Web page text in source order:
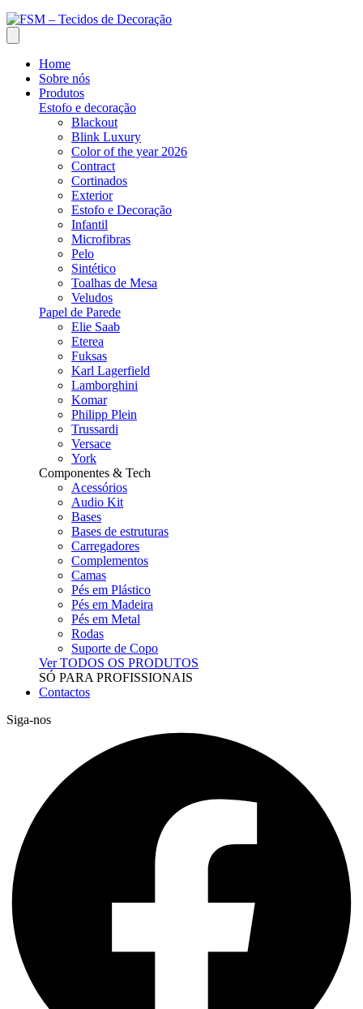
Home
Sobre nós
Produtos
Estofo e decoração
Blackout
Blink Luxury
Color of the year 2026
Contract
Cortinados
Exterior
Estofo e Decoração
Infantil
Microfibras
Pelo
Sintético
Toalhas de Mesa
Veludos
Papel de Parede
Elie Saab
Eterea
Fuksas
Karl Lagerfield
Lamborghini
Komar
Philipp Plein
Trussardi
Versace
York
Componentes & Tech
Acessórios
Audio Kit
Bases
Bases de estruturas
Carregadores
Complementos
Camas
Pés em Plástico
Pés em Madeira
Pés em Metal
Rodas
Suporte de Copo
Ver TODOS OS PRODUTOS
SÓ PARA PROFISSIONAIS
Contactos
Siga-nos